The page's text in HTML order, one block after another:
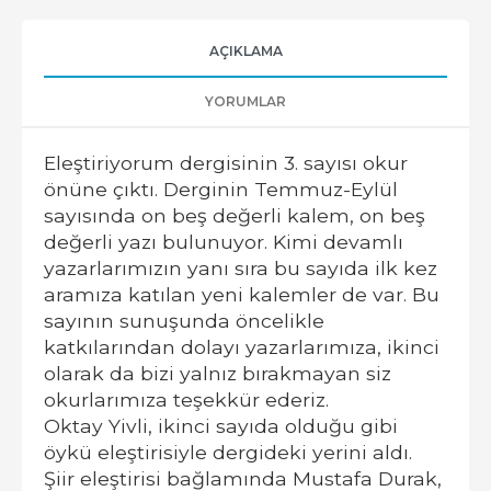
AÇIKLAMA
YORUMLAR
Eleştiriyorum dergisinin 3. sayısı okur
önüne çıktı. Derginin Temmuz-Eylül
sayısında on beş değerli kalem, on beş
değerli yazı bulunuyor. Kimi devamlı
yazarlarımızın yanı sıra bu sayıda ilk kez
aramıza katılan yeni kalemler de var. Bu
sayının sunuşunda öncelikle
katkılarından dolayı yazarlarımıza, ikinci
olarak da bizi yalnız bırakmayan siz
okurlarımıza teşekkür ederiz.
Oktay Yivli, ikinci sayıda olduğu gibi
öykü eleştirisiyle dergideki yerini aldı.
Şiir eleştirisi bağlamında Mustafa Durak,